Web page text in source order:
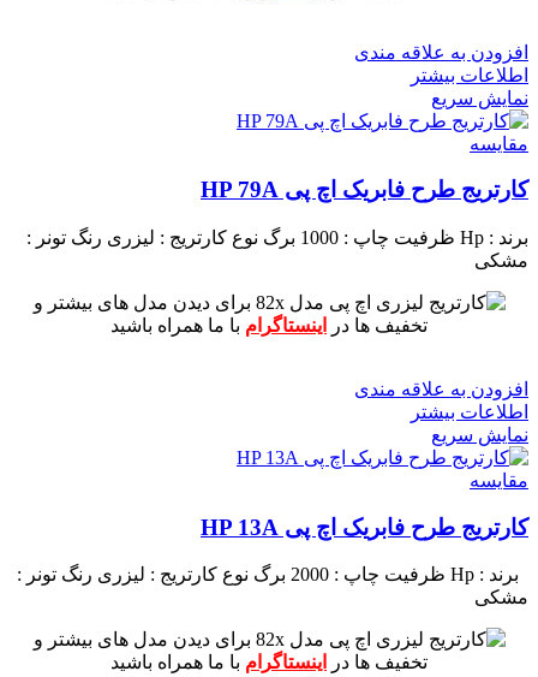
افزودن به علاقه مندی
اطلاعات بیشتر
نمایش سریع
مقايسه
کارتریج طرح فابریک اچ پی HP 79A
برند : Hp ظرفیت چاپ : 1000 برگ نوع کارتریج : لیزری رنگ تونر :
مشکی
برای دیدن مدل های بیشتر و
تخفیف ها در
اینستاگرام با ما همراه باشید
افزودن به علاقه مندی
اطلاعات بیشتر
نمایش سریع
مقايسه
کارتریج طرح فابریک اچ پی HP 13A
برند : Hp ظرفیت چاپ : 2000 برگ نوع کارتریج : لیزری رنگ تونر :
مشکی
برای دیدن مدل های بیشتر و
تخفیف ها در
اینستاگرام با ما همراه باشید